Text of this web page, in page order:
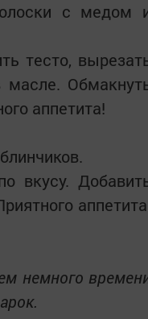
с медом
тесто,
масле.
аппетита!
вкусу.
немного